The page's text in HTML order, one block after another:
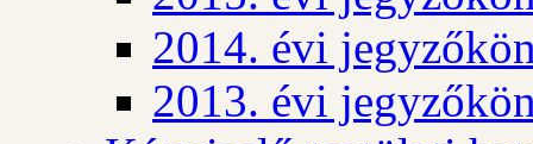
2014. évi
2013. évi